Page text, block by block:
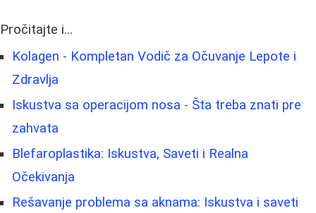
Pročitajte i...
Kolagen - Kompletan Vodič za Očuvanje Lepote i
Zdravlja
Iskustva sa operacijom nosa - Šta treba znati pre
zahvata
Blefaroplastika: Iskustva, Saveti i Realna
Očekivanja
Rešavanje problema sa aknama: Iskustva i saveti